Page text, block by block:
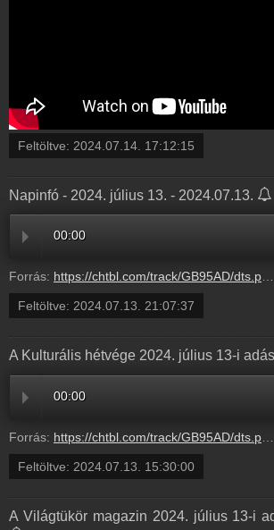
Feltöltve: 2024.07.14. 17:12:15
Napinfó - 2024. július 13. - 2024.07.13.
00:00
Forrás: https://chtbl.com/track/GB95AD/dts.podtrac.com/redirect.mp3/infostart.hu/audio/N2407/N240713.mp3
Feltöltve: 2024.07.13. 21:07:37
A Kulturális hétvége 2024. július 13-i
00:00
Forrás: https://chtbl.com/track/GB95AD/dts.podtrac.com/redirect.mp3/infostart.hu/audio/AE122/AE122768.mp3
Feltöltve: 2024.07.13. 15:30:00
A Világtükör magazin 2024. július 13-i